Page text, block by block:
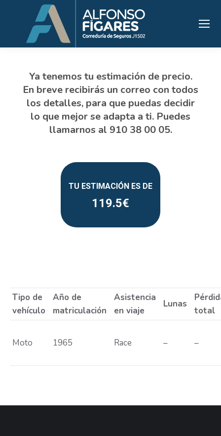
119.5
Tipo de
vehículo
Año de
matriculación
Asistencia
en viaje
Lunas
total
Moto 1965 Race – –